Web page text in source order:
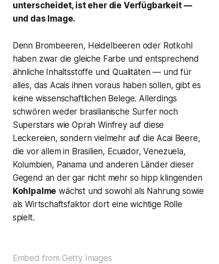
unterscheidet, ist eher die Verfügbarkeit —
und das Image.
Denn Brombeeren, Heidelbeeren oder Rotkohl
haben zwar die gleiche Farbe und entsprechend
ähnliche Inhaltsstoffe und Qualitäten — und für
alles, das Acais ihnen voraus haben sollen, gibt es
keine wissenschaftlichen Belege. Allerdings
schwören weder brasilianische Surfer noch
Superstars wie Oprah Winfrey auf diese
Leckereien, sondern vielmehr auf die Acai Beere,
die vor allem in Brasilien, Ecuador, Venezuela,
Kolumbien, Panama und anderen Länder dieser
Gegend an der gar nicht mehr so hipp klingenden
Kohlpalme wächst und sowohl als Nahrung sowie
als Wirtschaftsfaktor dort eine wichtige Rolle
spielt.
Embed from Getty Images